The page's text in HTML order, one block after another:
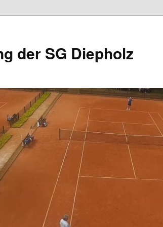
der SG Diepholz